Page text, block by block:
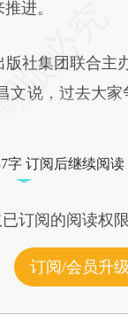
进。
集团联合主
文说，过去大
字 订阅后继续阅读
订阅的阅读权限
订阅/会员升级